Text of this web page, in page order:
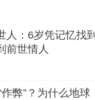
人：6岁凭记忆找到
前世情人
弊”？为什么地球